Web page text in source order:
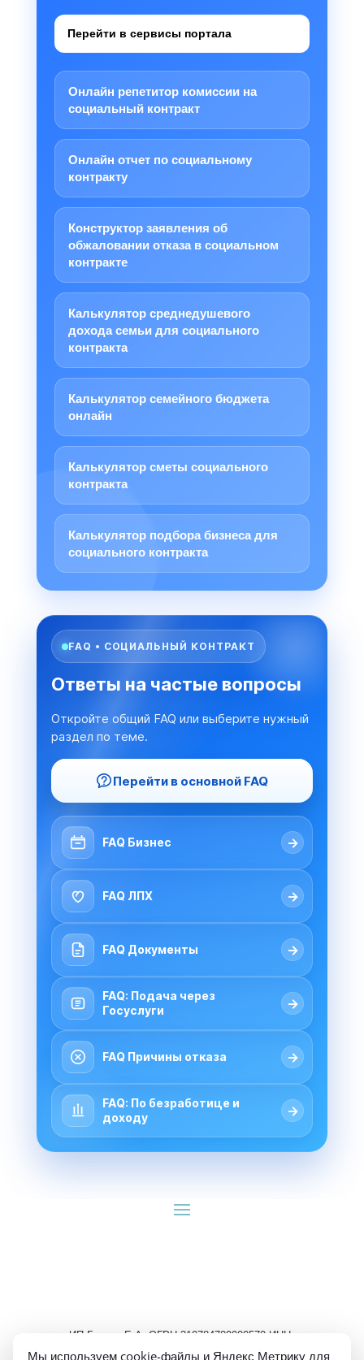
Перейти в сервисы портала
Онлайн репетитор комиссии на
социальный контракт
Онлайн отчет по социальному
контракту
Конструктор заявления об
обжаловании отказа в социальном
контракте
Калькулятор среднедушевого
дохода семьи для социального
контракта
Калькулятор семейного бюджета
онлайн
Калькулятор сметы социального
контракта
Калькулятор подбора бизнеса для
социального контракта
FAQ • СОЦИАЛЬНЫЙ КОНТРАКТ
Ответы на частые вопросы
Откройте общий FAQ или выберите нужный
раздел по теме.
Перейти в основной FAQ
FAQ Бизнес →
FAQ ЛПХ →
FAQ Документы →
FAQ: Подача через
Госуслуги
→
FAQ Причины отказа →
FAQ: По безработице и
доходу
→
ИП Гуляев Е.А. ОГРН 310784709900570 ИНН
Мы используем cookie-файлы и Яндекс Метрику для